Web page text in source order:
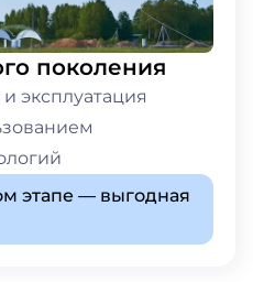
поколения
эксплуатация
этапе — выгодная